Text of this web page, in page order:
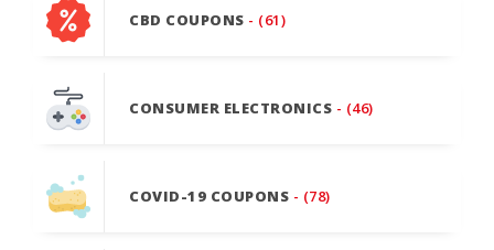
CBD COUPONS - (61)
CONSUMER ELECTRONICS - (46)
COVID-19 COUPONS - (78)